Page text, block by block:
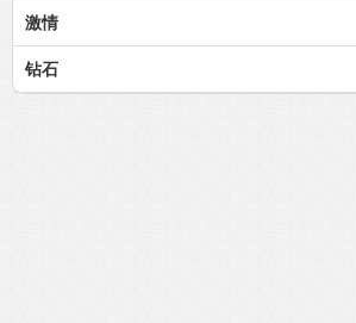
激情
钻石